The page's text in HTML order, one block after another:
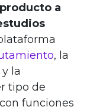
a
, la
la
tipo de
funciones